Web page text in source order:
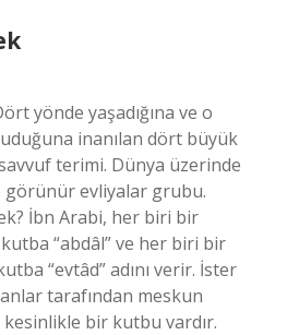
yönde yaşadığına ve o
inanılan dört büyük
terimi. Dünya üzerinde
evliyalar grubu.
İbn Arabi, her biri bir
“abdâl” ve her biri bir
“evtâd” adını verir. İster
tarafından meskun
bir kutbu vardır.